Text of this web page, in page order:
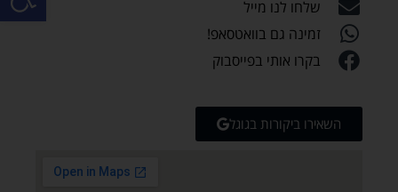
שלחו לנו מייל
זמינה גם בוואטסאפ!
בקרו אותי בפייסבוק
השאירו ביקורות בגוגל